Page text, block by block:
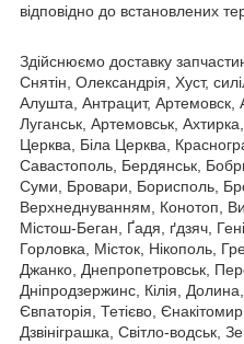
відповідно до встановлених
Здійснюємо доставку запчастин
Снятін, Олександрія, Хуст,
Алушта, Антрацит, Артемовск,
Луганськ, Артемовськ,
Церква, Біла Церква,
Савастополь, Бердянськ,
Суми, Бровари, Борисполь,
Верхнеднуванням, Конотоп,
Містош-Беган, Ґадя, ґдзяч,
Горловка, Місток, Нікополь,
Джанко, Днепропетровськ,
Дніпродзержинс, Кілія,
Євпаторія, Тетієво,
Дзвініграшка, Світло-водськ,